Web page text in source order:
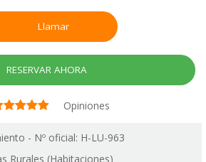
Llamar
RESERVAR AHORA
Opiniones
- Nº oficial: H-LU-963
Rurales (Habitaciones)